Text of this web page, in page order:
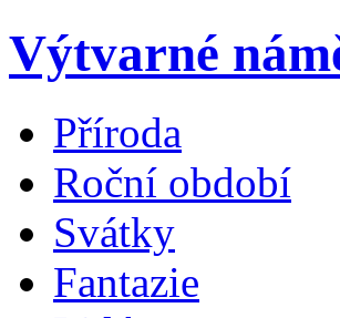
Výtvarné
Příroda
Roční období
Svátky
Fantazie